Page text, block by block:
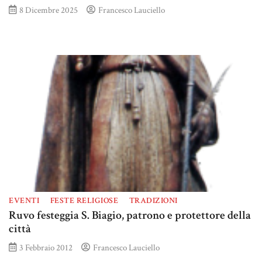
8 Dicembre 2025 Francesco Lauciello
EVENTI FESTE RELIGIOSE TRADIZIONI
Ruvo festeggia S. Biagio, patrono e protettore della
città
3 Febbraio 2012 Francesco Lauciello